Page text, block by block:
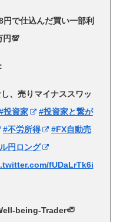
円で仕込んだ買い一部利
円💯
、売りマイナススワッ
投資家
#投資家と繋が
#不労所得
#FX自動売
円ロング
fUDaLrTk6i
being-Trader🦥